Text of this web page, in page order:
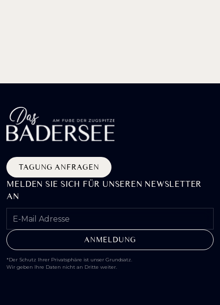
TAGUNG ANFRAGEN
MELDEN SIE SICH FÜR UNSEREN NEWSLETTER
AN
*Der Schutz Ihrer Privatsphäre ist unser Grundsatz.
Wir geben Ihre Daten nicht an Dritte weiter.